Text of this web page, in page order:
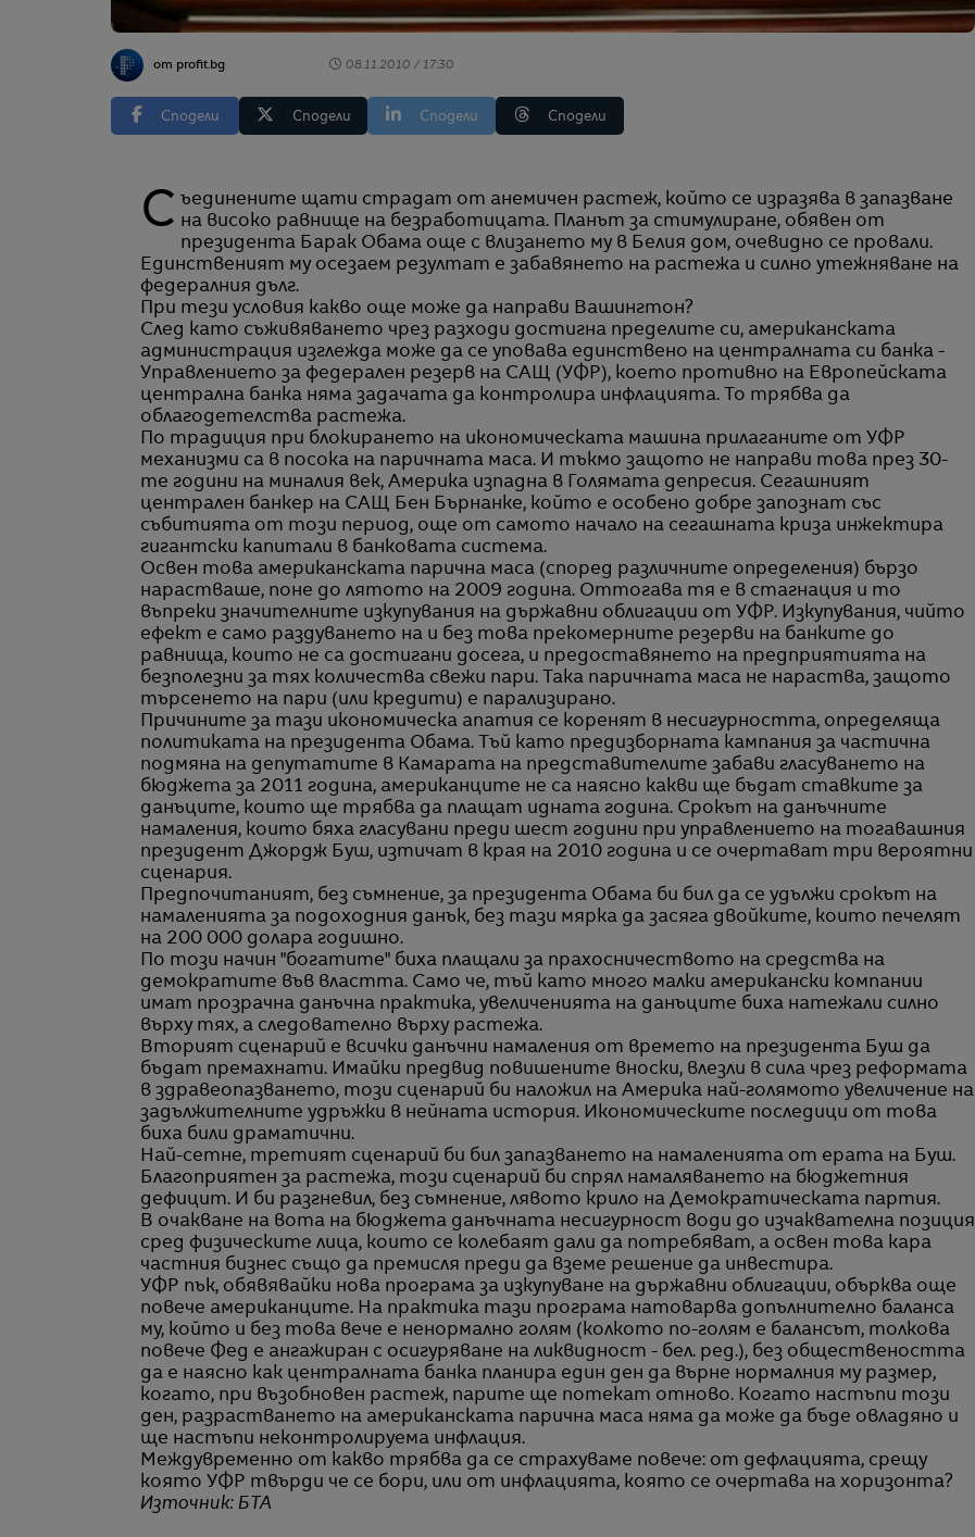
от profit.bg 08.11.2010 / 17:30
Сподели Сподели Сподели Сподели
Съединените щати страдат от анемичен растеж, който се изразява в запазване на високо равнище на безработицата. Планът за стимулиране, обявен от
президента Барак Обама още с влизането му в Белия дом, очевидно се провали.
Единственият му осезаем резултат е забавянето на растежа и силно утежняване на
федералния дълг.
При тези условия какво още може да направи Вашингтон?
След като съживяването чрез разходи достигна пределите си, американската
администрация изглежда може да се уповава единствено на централната си банка -
Управлението за федерален резерв на САЩ (УФР), което противно на Европейската
централна банка няма задачата да контролира инфлацията. То трябва да
облагодетелства растежа.
По традиция при блокирането на икономическата машина прилаганите от УФР
механизми са в посока на паричната маса. И тъкмо защото не направи това през 30-
те години на миналия век, Америка изпадна в Голямата депресия. Сегашният
централен банкер на САЩ Бен Бърнанке, който е особено добре запознат със
събитията от този период, още от самото начало на сегашната криза инжектира
гигантски капитали в банковата система.
Освен това американската парична маса (според различните определения) бързо
нарастваше, поне до лятото на 2009 година. Оттогава тя е в стагнация и то
въпреки значителните изкупувания на държавни облигации от УФР. Изкупувания, чийто
ефект е само раздуването на и без това прекомерните резерви на банките до
равнища, които не са достигани досега, и предоставянето на предприятията на
безполезни за тях количества свежи пари. Така паричната маса не нараства, защото
търсенето на пари (или кредити) е парализирано.
Причините за тази икономическа апатия се коренят в несигурността, определяща
политиката на президента Обама. Тъй като предизборната кампания за частична
подмяна на депутатите в Камарата на представителите забави гласуването на
бюджета за 2011 година, американците не са наясно какви ще бъдат ставките за
данъците, които ще трябва да плащат идната година. Срокът на данъчните
намаления, които бяха гласувани преди шест години при управлението на тогавашния
президент Джордж Буш, изтичат в края на 2010 година и се очертават три вероятни
сценария.
Предпочитаният, без съмнение, за президента Обама би бил да се удължи срокът на
намаленията за подоходния данък, без тази мярка да засяга двойките, които печелят
на 200 000 долара годишно.
По този начин "богатите" биха плащали за прахосничеството на средства на
демократите във властта. Само че, тъй като много малки американски компании
имат прозрачна данъчна практика, увеличенията на данъците биха натежали силно
върху тях, а следователно върху растежа.
Вторият сценарий е всички данъчни намаления от времето на президента Буш да
бъдат премахнати. Имайки предвид повишените вноски, влезли в сила чрез реформата
в здравеопазването, този сценарий би наложил на Америка най-голямото увеличение на
задължителните удръжки в нейната история. Икономическите последици от това
биха били драматични.
Най-сетне, третият сценарий би бил запазването на намаленията от ерата на Буш.
Благоприятен за растежа, този сценарий би спрял намаляването на бюджетния
дефицит. И би разгневил, без съмнение, лявото крило на Демократическата партия.
В очакване на вота на бюджета данъчната несигурност води до изчаквателна позиция
сред физическите лица, които се колебаят дали да потребяват, а освен това кара
частния бизнес също да премисля преди да вземе решение да инвестира.
УФР пък, обявявайки нова програма за изкупуване на държавни облигации, обърква още
повече американците. На практика тази програма натоварва допълнително баланса
му, който и без това вече е ненормално голям (колкото по-голям е балансът, толкова
повече Фед е ангажиран с осигуряване на ликвидност - бел. ред.), без обществеността
да е наясно как централната банка планира един ден да върне нормалния му размер,
когато, при възобновен растеж, парите ще потекат отново. Когато настъпи този
ден, разрастването на американската парична маса няма да може да бъде овладяно и
ще настъпи неконтролируема инфлация.
Междувременно от какво трябва да се страхуваме повече: от дефлацията, срещу
която УФР твърди че се бори, или от инфлацията, която се очертава на хоризонта?
Източник: БТА